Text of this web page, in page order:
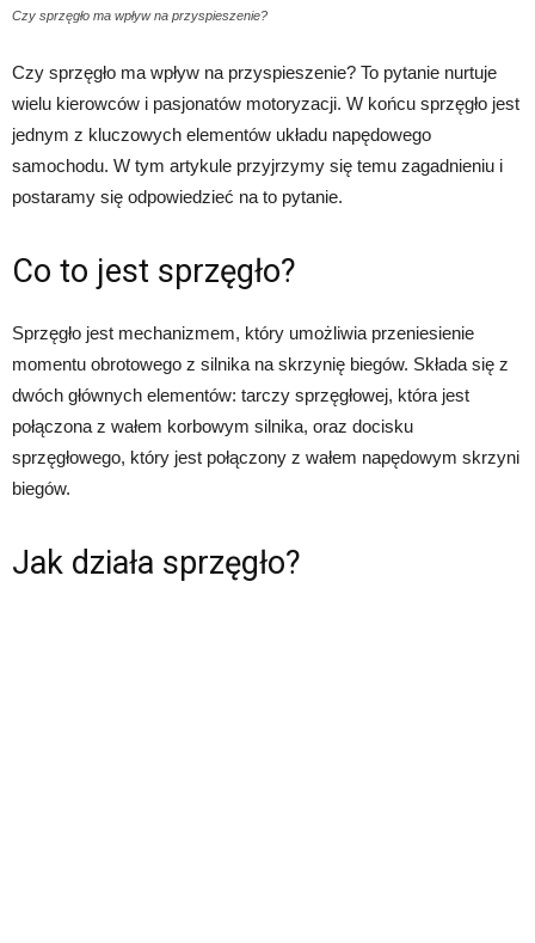
Czy sprzęgło ma wpływ na przyspieszenie?
Czy sprzęgło ma wpływ na przyspieszenie? To pytanie nurtuje
wielu kierowców i pasjonatów motoryzacji. W końcu sprzęgło jest
jednym z kluczowych elementów układu napędowego
samochodu. W tym artykule przyjrzymy się temu zagadnieniu i
postaramy się odpowiedzieć na to pytanie.
Co to jest sprzęgło?
Sprzęgło jest mechanizmem, który umożliwia przeniesienie
momentu obrotowego z silnika na skrzynię biegów. Składa się z
dwóch głównych elementów: tarczy sprzęgłowej, która jest
połączona z wałem korbowym silnika, oraz docisku
sprzęgłowego, który jest połączony z wałem napędowym skrzyni
biegów.
Jak działa sprzęgło?